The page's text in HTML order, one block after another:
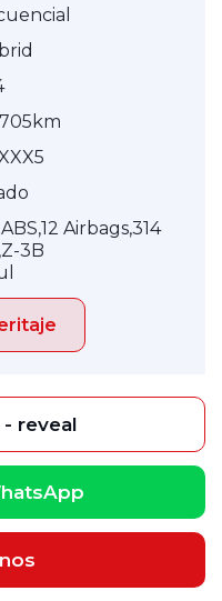
Airbags,314
3B
316 *** *** - reveal